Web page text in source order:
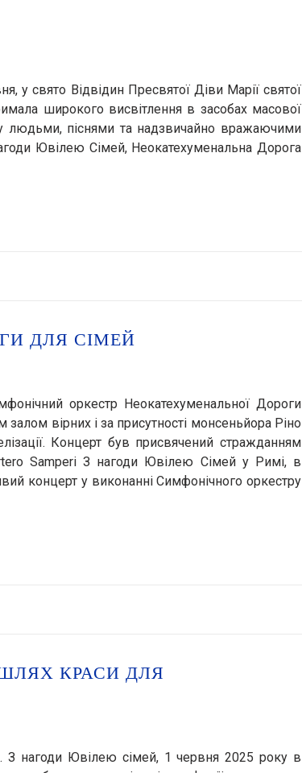
у свято Відвідин Пресвятої Діви Марії святої
широкого висвітлення в засобах масової
людьми, піснями та надзвичайно вражаючими
Ювілею Сімей, Неокатехуменальна Дорога
ДЛЯ СІМЕЙ
оркестр Неокатехуменальної Дороги
вірних і за присутності монсеньйора Ріно
Концерт був присвячений стражданням
Samperi З нагоди Ювілею Сімей у Римі, в
концерт у виконанні Симфонічного оркестру
КРАСИ ДЛЯ
З нагоди Ювілею сімей, 1 червня 2025 року в